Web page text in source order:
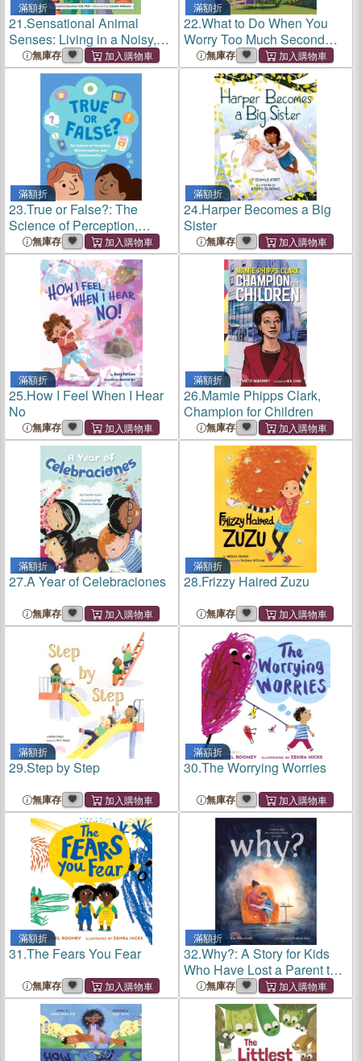
滿額折
21.Sensational Animal
Senses: Living in a Noisy,
Smelly, Tasty, Slimy, Tipsy,
Colorful World
無庫存
滿額折
22.What to Do When You
Worry Too Much Second
Edition: A Kid's Guide to
Overcoming Anxiety
無庫存
滿額折
23.True or False?: The
Science of Perception,
Misinformation, and
Disinformation
無庫存
滿額折
24.Harper Becomes a Big
Sister
無庫存
滿額折
25.How I Feel When I Hear
No
無庫存
滿額折
26.Mamie Phipps Clark,
Champion for Children
無庫存
滿額折
27.A Year of Celebraciones
無庫存
滿額折
28.Frizzy Haired Zuzu
無庫存
滿額折
29.Step by Step
無庫存
滿額折
30.The Worrying Worries
無庫存
滿額折
31.The Fears You Fear
無庫存
滿額折
32.Why?: A Story for Kids
Who Have Lost a Parent to
Suicide
無庫存